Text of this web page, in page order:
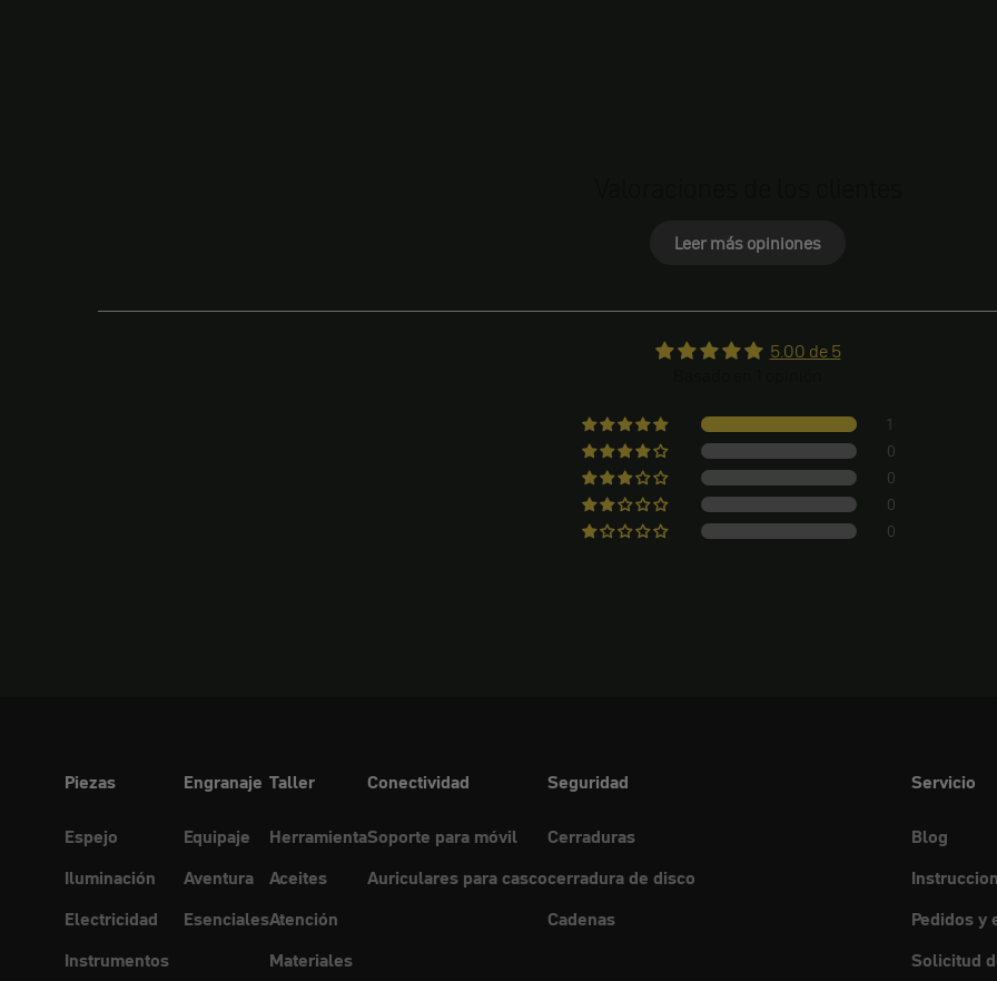
Leer más opiniones
5.00 de 5
1
0
0
0
0
Piezas
Espejo
Iluminación
Electricidad
Instrumentos
Engranaje
Equipaje
Aventura
Esenciales
Taller
Herramienta
Aceites
Atención
Materiales
Conectividad
Soporte para móvil
Auriculares para casco
Seguridad
Cerraduras
cerradura de disco
Cadenas
Servicio
Blog
Pedidos y
Solicitud